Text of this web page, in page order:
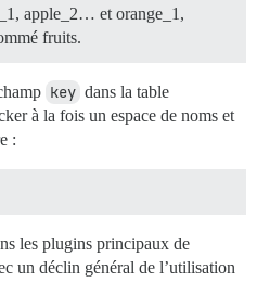
apple_2… et orange_1,
fruits.
key dans la table
à la fois un espace de noms et
:
les plugins principaux de
un déclin général de l’utilisation